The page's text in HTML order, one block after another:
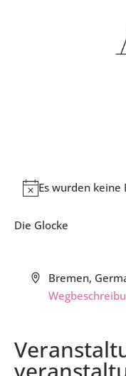
Hinweis
Es wurden keine
Die Glocke
Adresse
Bremen,